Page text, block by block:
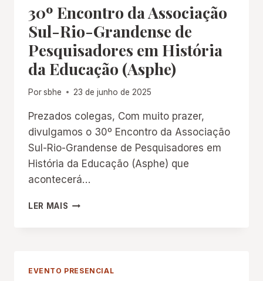
AS
ÁGUAS
DA
HISTÓRIA
E
DA
NA
30º Encontro da Associação
Sul-Rio-Grandense de
Pesquisadores em História
da Educação (Asphe)
Porsbhe 23 de junho de 2025
Prezados colegas, Com muito prazer,
divulgamos o 30º Encontro da Associação
Sul-Rio-Grandense de Pesquisadores em
História da Educação (Asphe) que
acontecerá…
LER MAIS 30º
EVENTO PRESENCIAL